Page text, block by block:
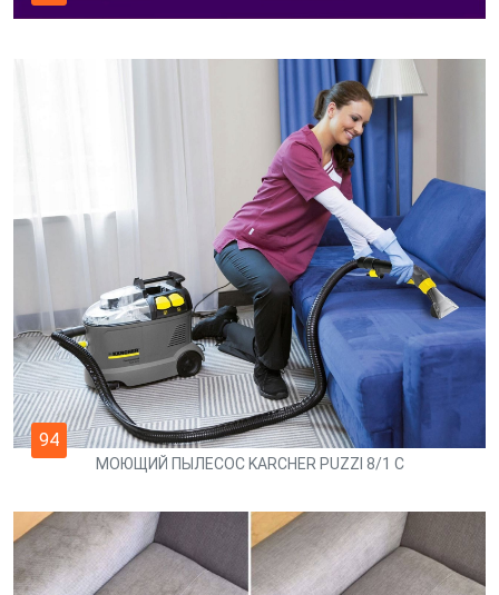
94
МОЮЩИЙ ПЫЛЕСОС KARCHER PUZZI 8/1 C